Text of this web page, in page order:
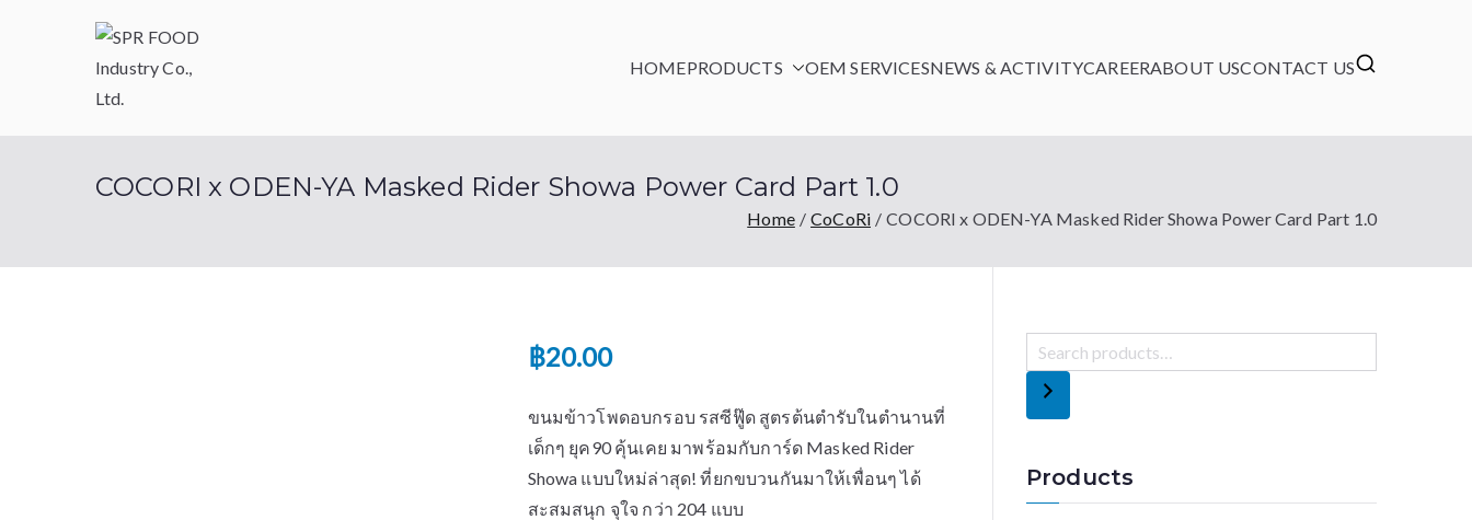
HOMEPRODUCTS OEM SERVICESNEWS & ACTIVITYCAREERABOUT USCONTACT US
COCORI x ODEN-YA Masked Rider Showa Power Card Part 1.0
Home CoCoRi COCORI x ODEN-YA Masked Rider Showa Power Card Part 1.0
฿20.00
ขนมข้าวโพดอบกรอบ รสซีฟู๊ด สูตรต้นตำรับในตำนานที่
เด็กๆ ยุค90 คุ้นเคย มาพร้อมกับการ์ด Masked Rider
Showa แบบใหม่ล่าสุด! ที่ยกขบวนกันมาให้เพื่อนๆ ได้
สะสมสนุก จุใจ กว่า 204 แบบ
Products